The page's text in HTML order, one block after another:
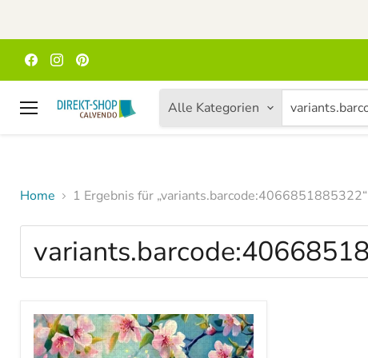
Finden
Sie
uns
Facebook
Finden
Sie
uns
Instagram
uns
Pinterest
Alle Kategorien
Home 1 Ergebnis für „variants.barcode:4066851885322“
Suchergebnisse
für